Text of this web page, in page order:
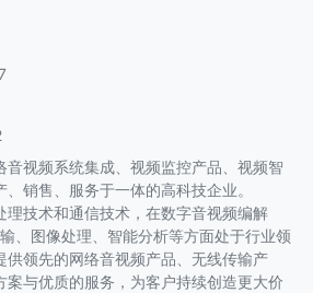
音视频系统集成、视频监控产品、视频智
销售、服务于一体的高科技企业。
理技术和通信技术，在数字音视频编解
、图像处理、智能分析等方面处于行业领
供领先的网络音视频产品、无线传输产
案与优质的服务，为客户持续创造更大价